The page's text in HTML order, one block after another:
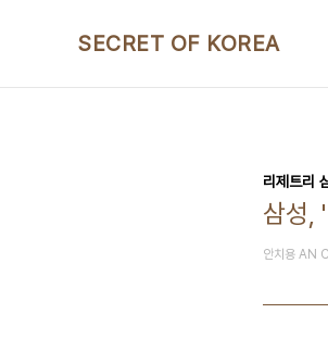
SECRET OF KOREA
리제트리
삼성,
안치용 AN